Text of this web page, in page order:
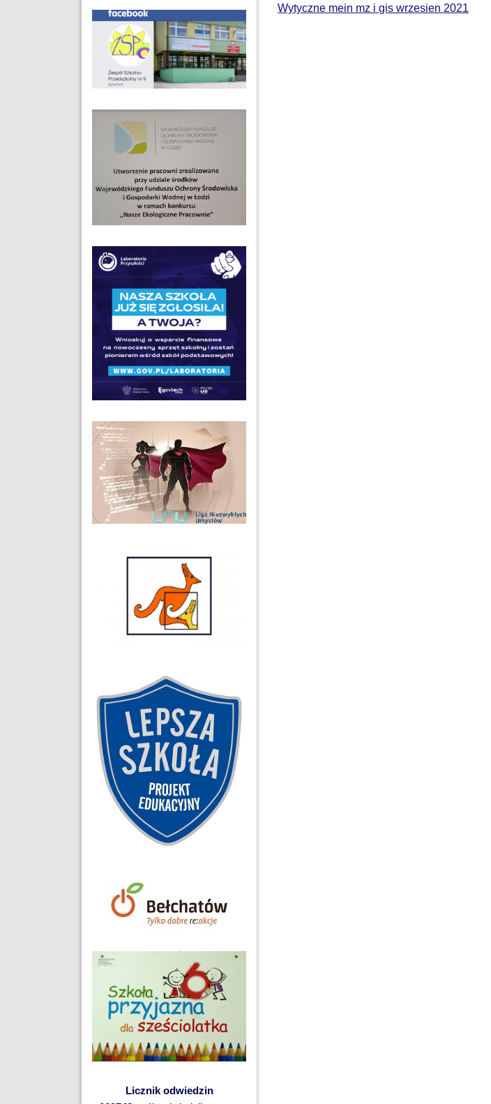
Wytyczne mein mz i gis wrzesien 2021
Licznik odwiedzin